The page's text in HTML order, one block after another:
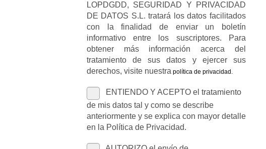
LOPDGDD, SEGURIDAD Y PRIVACIDAD
DE DATOS S.L. tratará los datos facilitados
con la finalidad de enviar un boletín
informativo entre los suscriptores. Para
obtener más información acerca del
tratamiento de sus datos y ejercer sus
derechos, visite nuestra política de privacidad .
ENTIENDO Y ACEPTO el tratamiento
de mis datos tal y como se describe
anteriormente y se explica con mayor detalle
en la Política de Privacidad.